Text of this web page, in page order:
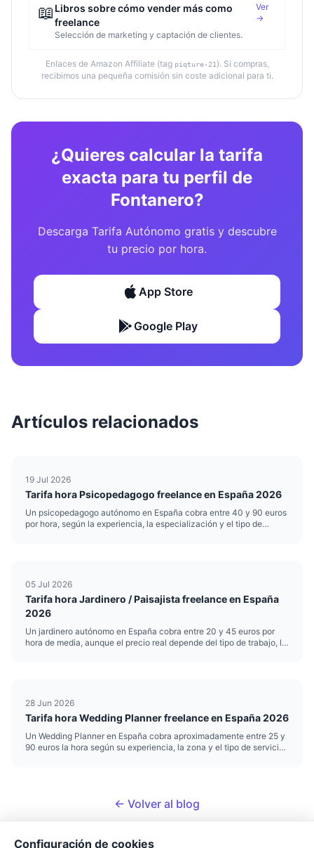
📖 Libros sobre cómo vender más como
freelance
Selección de marketing y captación de clientes.
Ver
→
Enlaces de Amazon Affiliate (tag piqture-21 ). Si compras,
recibimos una pequeña comisión sin coste adicional para ti.
¿Quieres calcular la tarifa
exacta para tu perfil de
Fontanero?
Descarga Tarifa Autónomo gratis y descubre
tu precio por hora.
App Store
Google Play
Artículos relacionados
19 Jul 2026
Tarifa hora Psicopedagogo freelance en España 2026
Un psicopedagogo autónomo en España cobra entre 40 y 90 euros
por hora, según la experiencia, la especialización y el tipo de
05 Jul 2026
Tarifa hora Jardinero / Paisajista freelance en España
2026
Un jardinero autónomo en España cobra entre 20 y 45 euros por
hora de media, aunque el precio real depende del tipo de trabajo, la
28 Jun 2026
Tarifa hora Wedding Planner freelance en España 2026
Un Wedding Planner en España cobra aproximadamente entre 25 y
90 euros la hora según su experiencia, la zona y el tipo de servicio.
← Volver al blog
Configuración de cookies